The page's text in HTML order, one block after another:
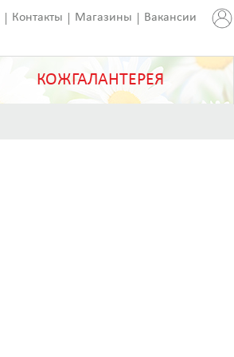
Контакты Магазины Вакансии
КОЖГАЛАНТЕРЕЯ